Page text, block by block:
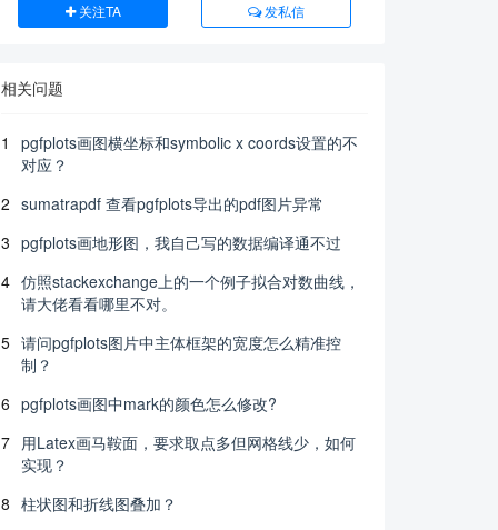
关注TA 发私信
相关问题
1
pgfplots画图横坐标和symbolic x coords设置的不
对应？
2 sumatrapdf 查看pgfplots导出的pdf图片异常
3 pgfplots画地形图，我自己写的数据编译通不过
4 仿照stackexchange上的一个例子拟合对数曲线，
请大佬看看哪里不对。
5 请问pgfplots图片中主体框架的宽度怎么精准控
制？
6 pgfplots画图中mark的颜色怎么修改?
7 用Latex画马鞍面，要求取点多但网格线少，如何
实现？
8 柱状图和折线图叠加？